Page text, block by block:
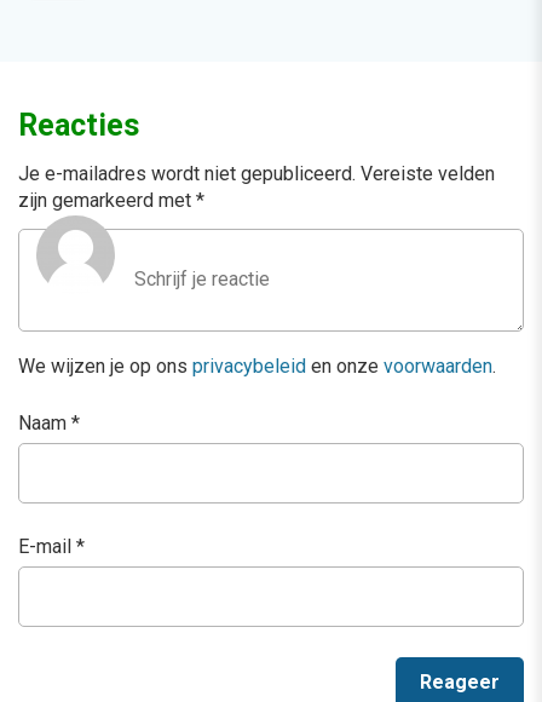
Reacties
Je e-mailadres wordt niet gepubliceerd. Vereiste velden
zijn gemarkeerd met *
We wijzen je op ons privacybeleid en onze voorwaarden.
Naam *
E-mail *